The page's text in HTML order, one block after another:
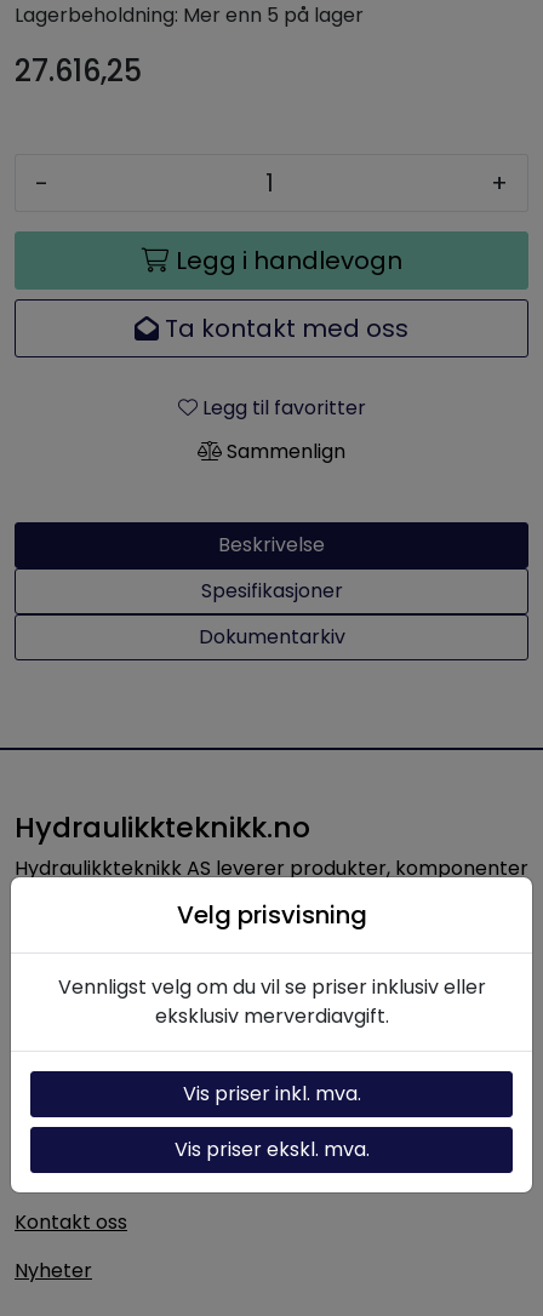
Lagerbeholdning: Mer enn 5 på lager
27.616,25
- +
Legg i handlevogn
Ta kontakt med oss
Legg til favoritter
Sammenlign
Beskrivelse
Spesifikasjoner
Dokumentarkiv
Hydraulikkteknikk.no
Hydraulikkteknikk AS leverer produkter, komponenter
og løsninger innen hydraulikk til norsk industri. Med
lang erfaring og solid fagkompetanse bistår vi kunder
med alt fra enkeltkomponenter til komplette
hydrauliske systemer.
Nyttige linker
Hydraulikk-kalkulator
Om oss
Kontakt oss
Nyheter
Velg prisvisning
Vennligst velg om du vil se priser inklusiv eller
eksklusiv merverdiavgift.
Vis priser inkl. mva.
Vis priser ekskl. mva.